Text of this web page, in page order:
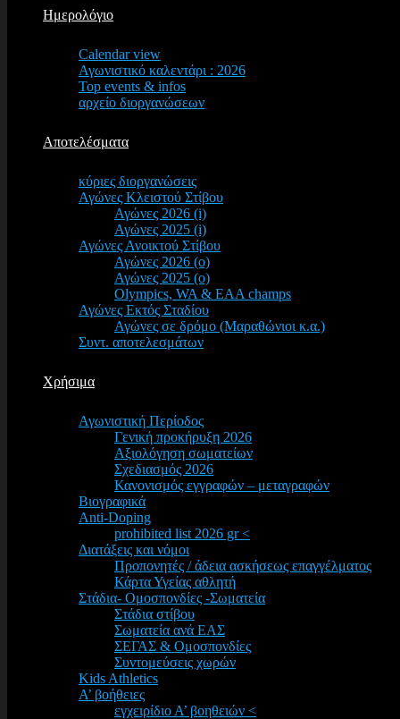
Ημερολόγιο
Calendar view
Αγωνιστικό καλεντάρι : 2026
Top events & infos
αρχείο διοργανώσεων
Αποτελέσματα
κύριες διοργανώσεις
Αγώνες Κλειστού Στίβου
Αγώνες 2026 (i)
Αγώνες 2025 (i)
Αγώνες Ανοικτού Στίβου
Αγώνες 2026 (o)
Αγώνες 2025 (o)
Olympics, WA & EAA champs
Αγώνες Εκτός Σταδίου
Αγώνες σε δρόμο (Μαραθώνιοι κ.α.)
Συντ. αποτελεσμάτων
Χρήσιμα
Αγωνιστική Περίοδος
Γενική προκήρυξη 2026
Αξιολόγηση σωματείων
Σχεδιασμός 2026
Κανονισμός εγγραφών – μεταγραφών
Βιογραφικά
Anti-Doping
prohibited list 2026 gr <
Διατάξεις και νόμοι
Προπονητές / άδεια ασκήσεως επαγγέλματος
Κάρτα Υγείας αθλητή
Στάδια- Ομοσπονδίες -Σωματεία
Στάδια στίβου
Σωματεία ανά ΕΑΣ
ΣΕΓΑΣ & Ομοσπονδίες
Συντομεύσεις χωρών
Kids Athletics
Α’ βοήθειες
εγχειρίδιο Α’ βοηθειών <